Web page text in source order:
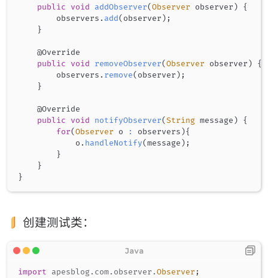
public
void addObserver(Observer observer )
{
        observers
. add( observer ) ;
}
@Override
public
void removeObserver(Observer observer )
{
        observers
. remove( observer ) ;
}
@Override
public
void notifyObserver(String message )
{
for(Observer o : observers ){
            o
. handleNotify(message ) ;
}
}
}
创建测试类：
import apesblog. com. observer .Observer ;